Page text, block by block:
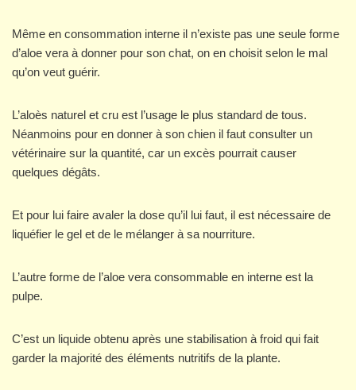
Même en consommation interne il n’existe pas une seule forme
d’aloe vera à donner pour son chat, on en choisit selon le mal
qu’on veut guérir.
L’aloès naturel et cru est l’usage le plus standard de tous.
Néanmoins pour en donner à son chien il faut consulter un
vétérinaire sur la quantité, car un excès pourrait causer
quelques dégâts.
Et pour lui faire avaler la dose qu’il lui faut, il est nécessaire de
liquéfier le gel et de le mélanger à sa nourriture.
L’autre forme de l’aloe vera consommable en interne est la
pulpe.
C’est un liquide obtenu après une stabilisation à froid qui fait
garder la majorité des éléments nutritifs de la plante.